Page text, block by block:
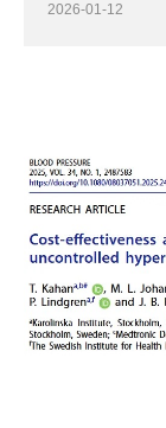
2026-01-12